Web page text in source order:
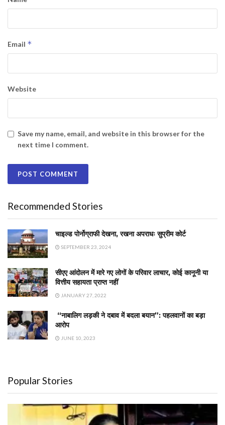
Email *
Website
Save my name, email, and website in this browser for the
next time I comment.
Recommended Stories
चाइल्ड पोर्नोग्राफी देखना, रखना अपराधः सुप्रीम कोर्ट
SEPTEMBER 23, 2024
सीएए आंदोलन में मारे गए लोगों के परिवार लाचार, कोई कानूनी या
वित्तीय सहायता प्राप्त नहीं
JANUARY 27, 2022
“नाबालिग लड़की ने दबाव में बदला बयान”: पहलवानों का बड़ा
आरोप
JUNE 10, 2023
Popular Stories